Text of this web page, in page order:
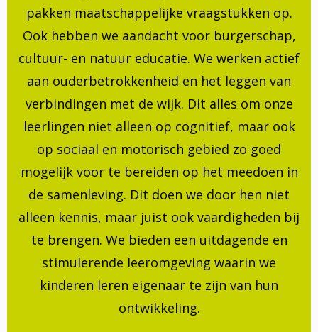
pakken maatschappelijke vraagstukken op.
Ook hebben we aandacht voor burgerschap,
cultuur- en natuur educatie. We werken actief
aan ouderbetrokkenheid en het leggen van
verbindingen met de wijk. Dit alles om onze
leerlingen niet alleen op cognitief, maar ook
op sociaal en motorisch gebied zo goed
mogelijk voor te bereiden op het meedoen in
de samenleving. Dit doen we door hen niet
alleen kennis, maar juist ook vaardigheden bij
te brengen. We bieden een uitdagende en
stimulerende leeromgeving waarin we
kinderen leren eigenaar te zijn van hun
ontwikkeling.